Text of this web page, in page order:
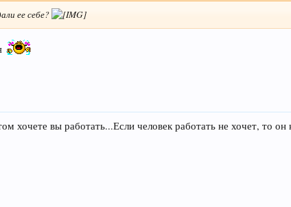
ее себе?
хочете вы работать...Если человек работать не хочет, то